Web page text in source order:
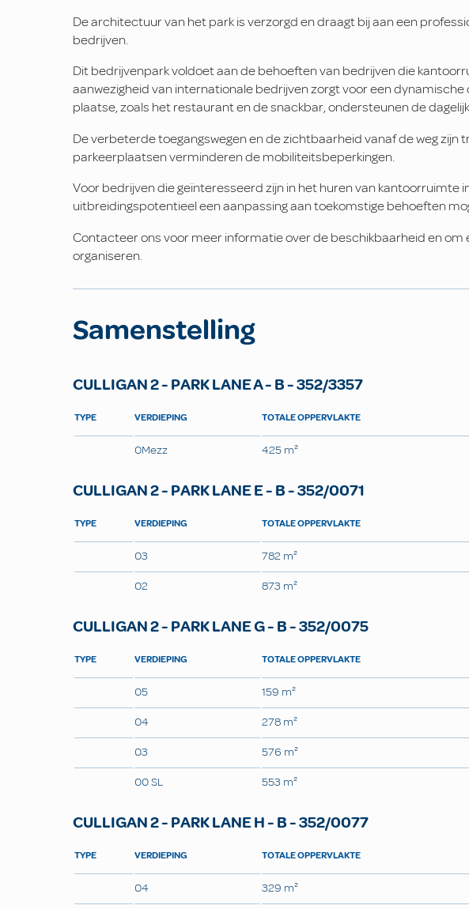
De architectuur van het park is verzorgd en draagt bij aan een
bedrijven.
Dit bedrijvenpark voldoet aan de behoeften van bedrijven die
aanwezigheid van internationale bedrijven zorgt voor een dynamische
plaatse, zoals het restaurant en de snackbar, ondersteunen de
De verbeterde toegangswegen en de zichtbaarheid vanaf de weg zijn
parkeerplaatsen verminderen de mobiliteitsbeperkingen.
Voor bedrijven die geïnteresseerd zijn in het huren van kantoorruimte
uitbreidingspotentieel een aanpassing aan toekomstige behoeften
Contacteer ons voor meer informatie over de beschikbaarheid en om
organiseren.
Samenstelling
CULLIGAN 2 - PARK LANE A - B - 352/3357
TYPE VERDIEPING TOTALE OPPERVLAKTE
0Mezz 425 m²
CULLIGAN 2 - PARK LANE E - B - 352/0071
TYPE VERDIEPING TOTALE OPPERVLAKTE
03
782 m²
02
873 m²
CULLIGAN 2 - PARK LANE G - B - 352/0075
TYPE VERDIEPING TOTALE OPPERVLAKTE
05
159 m²
04
278 m²
03
576 m²
00 SL
553 m²
CULLIGAN 2 - PARK LANE H - B - 352/0077
TYPE VERDIEPING TOTALE OPPERVLAKTE
04
329 m²